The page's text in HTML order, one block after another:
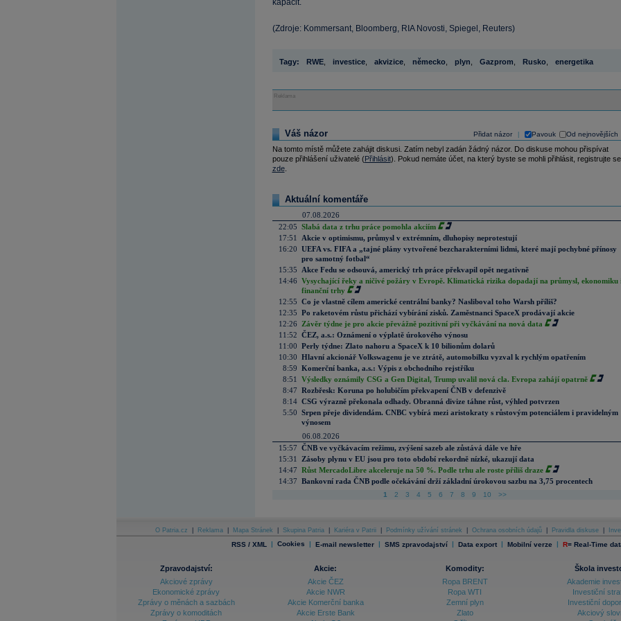
kapacit.
(Zdroje: Kommersant, Bloomberg, RIA Novosti, Spiegel, Reuters)
Tagy: RWE, investice, akvizice, německo, plyn Gazprom Rusko, energetika
Reklama
Přidat názor Pavouk Od nejnovějších
Váš názor
Na tomto místě můžete zahájit diskusi. Zatím nebyl zadán žádný názor. Do diskuse mohou přispívat
pouze přihlášení uživatelé (Přihlásit). Pokud nemáte účet, na který byste se mohli přihlásit, registrujte se
zde.
Aktuální komentáře
07.08.2026
22:05 Slabá data z trhu práce pomohla akciím
17:51
Akcie v optimismu, průmysl v extrémním, dluhopisy neprotestují
16:20 UEFA vs. FIFA a „tajné plány vytvořené bezcharakterními lidmi, které mají pochybné přínosy
pro samotný fotbal“
15:35
Akce Fedu se odsouvá, americký trh práce překvapil opět negativně
14:46 Vysychající řeky a ničivé požáry v Evropě. Klimatická rizika dopadají na průmysl, ekonomiku
finanční trhy
12:55 Co je vlastně cílem americké centrální banky? Nasliboval toho Warsh příliš?
12:35 Po raketovém růstu přichází vybírání zisků. Zaměstnanci SpaceX prodávají akcie
12:26
Závěr týdne je pro akcie převážně pozitivní při vyčkávání na nová data
11:52 ČEZ, a.s.: Oznámení o výplatě úrokového výnosu
11:00 Perly týdne: Zlato nahoru a SpaceX k 10 bilionům dolarů
10:30 Hlavní akcionář Volkswagenu je ve ztrátě, automobilku vyzval k rychlým opatřením
8:59 Komerční banka, a.s.: Výpis z obchodního rejstříku
8:51
Výsledky oznámily CSG a Gen Digital, Trump uvalil nová cla. Evropa zahájí opatrně
8:47 Rozbřesk: Koruna po holubičím překvapení ČNB v defenzivě
8:14 CSG výrazně překonala odhady. Obranná divize táhne růst, výhled potvrzen
5:50 Srpen přeje dividendám. CNBC vybírá mezi aristokraty s růstovým potenciálem i pravidelným
výnosem
06.08.2026
15:57 ČNB ve vyčkávacím režimu, zvýšení sazeb ale zůstává dále ve hře
15:31
Zásoby plynu v EU jsou pro toto období rekordně nízké, ukazují data
14:47 Růst MercadoLibre akceleruje na 50 %. Podle trhu ale roste příliš draze
14:37 Bankovní rada ČNB podle očekávání drží základní úrokovou sazbu na 3,75 procentech
1 2 3 4 5 6 7 8 9 10 >>
O Patria.cz Reklama Mapa Stránek Skupina Patria Kariéra v Patrii Podmínky užívání stránek Ochrana osobních údajů Pravidla diskuse
RSS / XML | Cookies | E-mail newsletter | SMS zpravodajství | Data export | Mobilní verze | R= Real-Time
Zpravodajství:
Akciové zprávy
Ekonomické zprávy
Zprávy o měnách a sazbách
Zprávy o komoditách
Akcie:
Akcie ČEZ
Akcie NWR
Akcie Komerční banka
Akcie Erste Bank
Komodity:
Ropa BRENT
Ropa WTI
Zemní plyn
Zlato
Škola
Akademie
Investiční
Investiční
Akciový